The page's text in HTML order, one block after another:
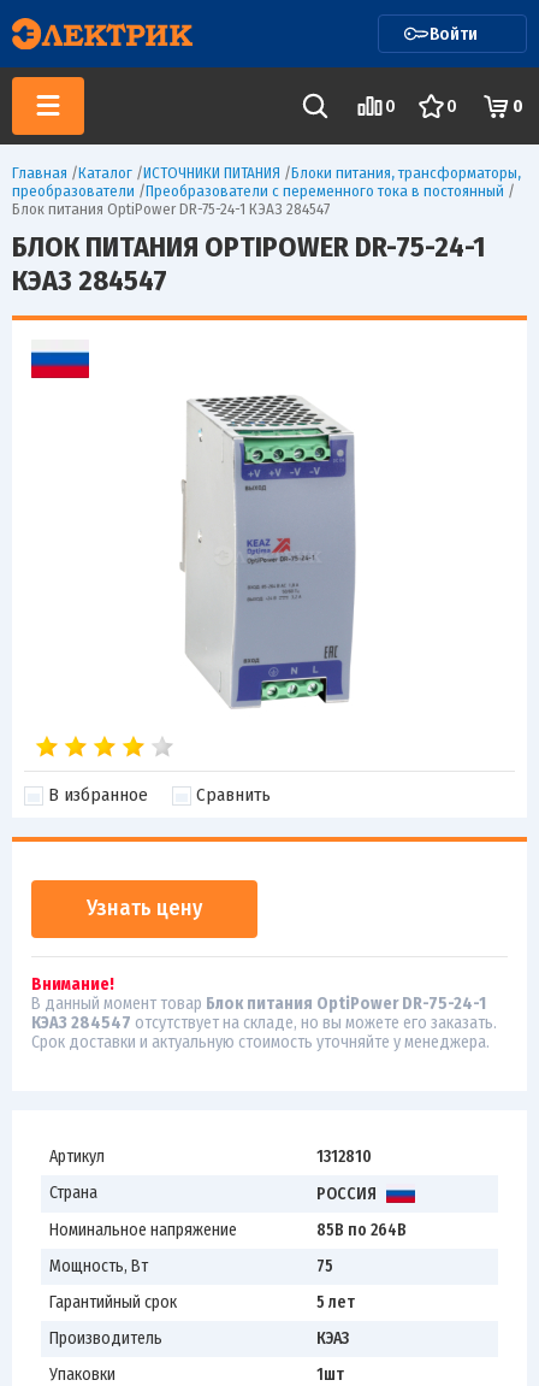
Войти
0 0 0
Главная /Каталог /ИСТОЧНИКИ ПИТАНИЯ /Блоки питания, трансформаторы,
преобразователи /Преобразователи с переменного тока в постоянный /
Блок питания OptiPower DR-75-24-1 КЭАЗ 284547
БЛОК ПИТАНИЯ OPTIPOWER DR-75-24-1
КЭАЗ 284547
В избранное Сравнить
Узнать цену
Внимание!
В данный момент товар Блок питания OptiPower DR-75-24-1
КЭАЗ 284547 отсутствует на складе, но вы можете его заказать.
Срок доставки и актуальную стоимость уточняйте у менеджера.
Артикул
1312810
Страна
РОССИЯ
Номинальное напряжение
85В по 264В
Мощность, Вт
75
Гарантийный срок
5 лет
Производитель
КЭАЗ
Упаковки
1шт